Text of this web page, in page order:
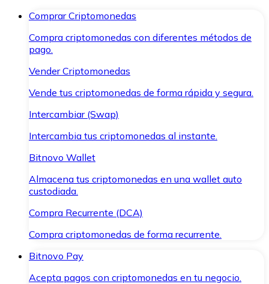
Comprar Criptomonedas
Compra criptomonedas con diferentes métodos de
pago.
Vender Criptomonedas
Vende tus criptomonedas de forma rápida y segura.
Intercambiar (Swap)
Intercambia tus criptomonedas al instante.
Bitnovo Wallet
Almacena tus criptomonedas en una wallet auto
custodiada.
Compra Recurrente (DCA)
Compra criptomonedas de forma recurrente.
Bitnovo Pay
Acepta pagos con criptomonedas en tu negocio.